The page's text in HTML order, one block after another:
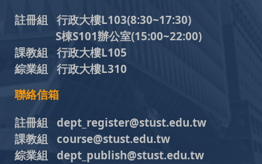
註冊組 行政大樓L103(8:30~17:30)
S棟S101辦公室(15:00~22:00)
課教組 行政大樓L105
綜業組 行政大樓L310
聯絡信箱
註冊組 dept_register@stust.edu.tw
課教組 course@stust.edu.tw
綜業組 dept_publish@stust.edu.tw